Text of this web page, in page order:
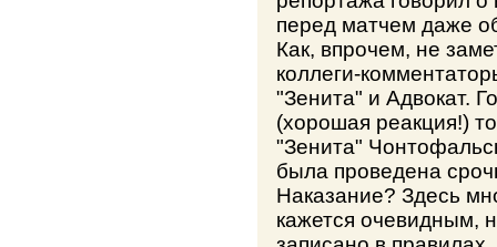
перед матчем даже
Как, впрочем, не
коллеги-
"Зенита" и Адвокат.
(хорошая реакция!)
"Зенита"
была проведена
Наказание? Здесь
кажется очевидным,